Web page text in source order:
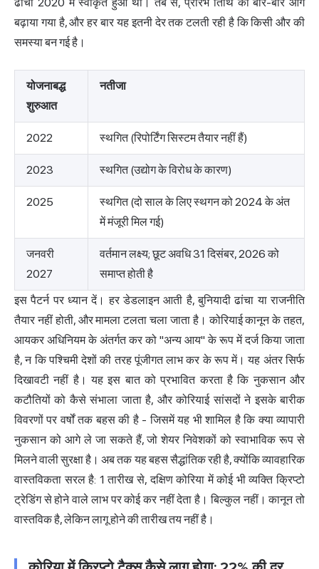
बढ़ाया गया है, और हर बार यह इतनी देर तक टलती रही है कि किसी और की
समस्या बन गई है।
योजनाबद्ध
शुरुआत
नतीजा
2022 स्थगित (रिपोर्टिंग सिस्टम तैयार नहीं हैं)
2023 स्थगित (उद्योग के विरोध के कारण)
2025
स्थगित (दो साल के लिए स्थगन को 2024 के अंत
में मंजूरी मिल गई)
जनवरी
2027
वर्तमान लक्ष्य; छूट अवधि 31 दिसंबर, 2026 को
समाप्त होती है
इस पैटर्न पर ध्यान दें। हर डेडलाइन आती है, बुनियादी ढांचा या राजनीति
तैयार नहीं होती, और मामला टलता चला जाता है। कोरियाई कानून के तहत,
आयकर अधिनियम के अंतर्गत कर को "अन्य आय" के रूप में दर्ज किया जाता
है, न कि पश्चिमी देशों की तरह पूंजीगत लाभ कर के रूप में। यह अंतर सिर्फ
दिखावटी नहीं है। यह इस बात को प्रभावित करता है कि नुकसान और
कटौतियों को कैसे संभाला जाता है, और कोरियाई सांसदों ने इसके बारीक
विवरणों पर वर्षों तक बहस की है - जिसमें यह भी शामिल है कि क्या व्यापारी
नुकसान को आगे ले जा सकते हैं, जो शेयर निवेशकों को स्वाभाविक रूप से
मिलने वाली सुरक्षा है। अब तक यह बहस सैद्धांतिक रही है, क्योंकि व्यावहारिक
वास्तविकता सरल है: 1 तारीख से, दक्षिण कोरिया में कोई भी व्यक्ति क्रिप्टो
ट्रेडिंग से होने वाले लाभ पर कोई कर नहीं देता है। बिल्कुल नहीं। कानून तो
वास्तविक है, लेकिन लागू होने की तारीख तय नहीं है।